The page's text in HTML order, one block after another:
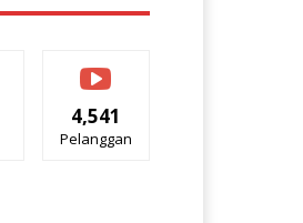
4,541
Pelanggan